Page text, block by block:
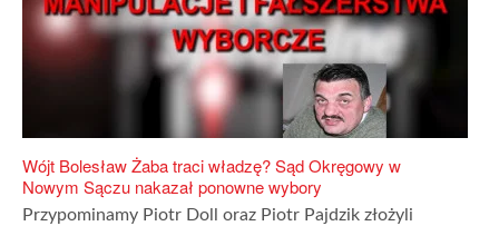
Wójt Bolesław Żaba traci władzę? Sąd Okręgowy w
Nowym Sączu nakazał ponowne wybory
Przypominamy Piotr Doll oraz Piotr Pajdzik złożyli